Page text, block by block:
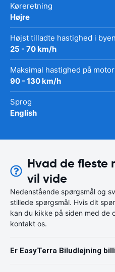
Køreretning
Højre
Højst tilladte hastighed i byen
25 - 70 km/h
Maksimal hastighed på
90 - 130 km/h
Sprog
English
Hvad de fleste
vil vide
Nedenstående spørgsmål og
stillede spørgsmål. Hvis dit
kan du kikke på siden med de
kontakt os.
Er EasyTerra Biludlejning